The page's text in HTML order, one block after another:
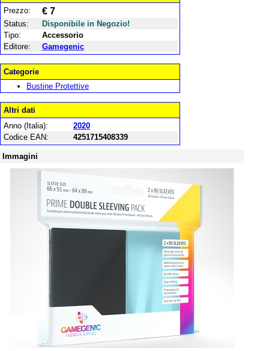
Prezzo: € 7
Status:
Disponibile in Negozio!
Tipo:
Accessorio
Editore:
Gamegenic
Categorie
Bustine Protettive
Altri dati
Anno (Italia):
2020
Codice EAN:
4251715408339
Immagini